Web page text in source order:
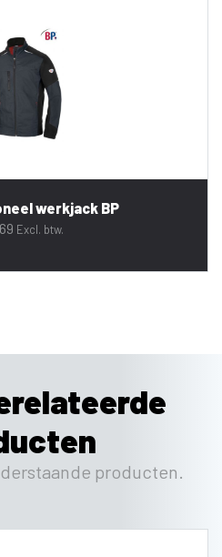
werkjack BP
Excl. btw.
producten.